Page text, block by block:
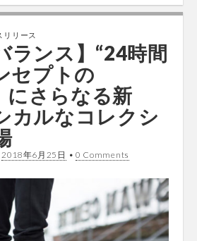
リリース
ランス】“24時間
セプトの
にさらなる新
カルなコレクシ
2018年6月25日 • 0 Comments